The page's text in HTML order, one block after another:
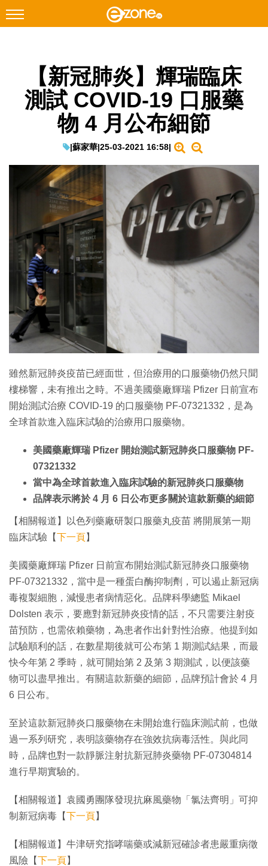
Facebook Instagram
科技焦點
教學評測
生成式AI與雲端應用
Enterprise Digital Transformation
【新冠肺炎】輝瑞臨床
測試 COVID-19 口服藥
物 4 月公布細節
|蘇家華|25-03-2021 16:58|
雖然新冠肺炎疫苗已經面世，但治療用的口服藥物仍然只聞
樓梯響，未有推出之時。不過美國藥廠輝瑞 Pfizer 日前宣布
開始測試治療 COVID-19 的口服藥物 PF-07321332，是為
全球首款進入臨床試驗的治療用口服藥物。
美國藥廠輝瑞 Pfizer 開始測試新冠肺炎口服藥物 PF-
07321332
當中為全球首款進入臨床試驗的新冠肺炎口服藥物
品牌表示將於 4 月 6 日公布更多關於這款新藥的細節
【相關報道】以色列藥廠研製口服藥丸疫苗 將開展第一期
臨床試驗【下一頁】
美國藥廠輝瑞 Pfizer 日前宣布開始測試新冠肺炎口服藥物
PF-07321332，當中是一種蛋白酶抑制劑，可以遏止新冠病
毒複製細胞，減慢患者病情惡化。品牌科學總監 Mikael
Dolsten 表示，要應對新冠肺炎疫情的話，不只需要注射疫
苗預防，也需依賴藥物，為患者作出針對性治療。他提到如
試驗順利的話，在數星期後就可公布第 1 期測試結果，而最
快今年第 2 季時，就可開始第 2 及第 3 期測試，以便該藥
物可以盡早推出。有關這款新藥的細節，品牌預計會於 4 月
6 日公布。
至於這款新冠肺炎口服藥物在未開始進行臨床測試前，也做
過一系列研究，表明該藥物存在強效抗病毒活性。與此同
時，品牌也對一款靜脈注射抗新冠肺炎藥物 PF-07304814
進行早期實驗的。
【相關報道】袁國勇團隊發現抗麻風藥物「氯法齊明」可抑
制新冠病毒【下一頁】
【相關報道】牛津研究指哮喘藥或減新冠確診者患嚴重病徵
風險【下一頁】